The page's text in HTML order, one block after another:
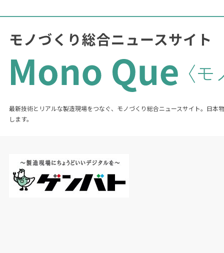
最新技術とリアルな製造現場をつなぐ、モノづくり総合ニュースサイト。日本
します。